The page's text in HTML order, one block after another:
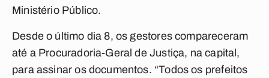
Ministério Público.
Desde o último dia 8, os gestores compareceram
até a Procuradoria-Geral de Justiça, na capital,
para assinar os documentos. “Todos os prefeitos